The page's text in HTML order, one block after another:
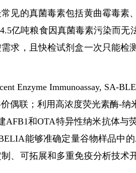
的真菌毒素包括黄曲霉毒素
亿吨粮食因真菌毒素污染而无
求，且快检试剂盒一次只能检
Enzyme Immunoassay, SA-
偶联；利用高浓度荧光素酶-
和OTA特异性纳米抗体与
能够准确定量谷物样品中
、可拓展和多重免疫分析技术